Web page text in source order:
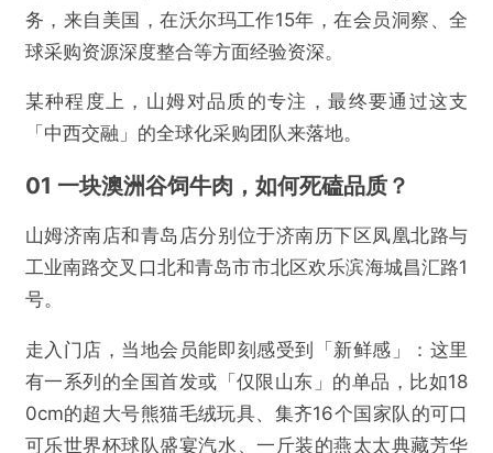
务，来自美国，在沃尔玛工作15年，在会员洞察、全
球采购资源深度整合等方面经验资深。
某种程度上，山姆对品质的专注，最终要通过这支
「中西交融」的全球化采购团队来落地。
01 一块澳洲谷饲牛肉，如何死磕品质？
山姆济南店和青岛店分别位于济南历下区凤凰北路与
工业南路交叉口北和青岛市市北区欢乐滨海城昌汇路1
号。
走入门店，当地会员能即刻感受到「新鲜感」：这里
有一系列的全国首发或「仅限山东」的单品，比如18
0cm的超大号熊猫毛绒玩具、集齐16个国家队的可口
可乐世界杯球队盛宴汽水、一斤装的燕太太典藏芳华